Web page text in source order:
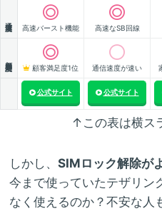
高速バースト機能 高速なSB回線
顧客満足度1位 通信速度が速い
公式サイト 公式サイト
↑この表は横ス
しかし、 SIMロック解除が
今まで使っていたテザリン
なく使えるのか？不安な人